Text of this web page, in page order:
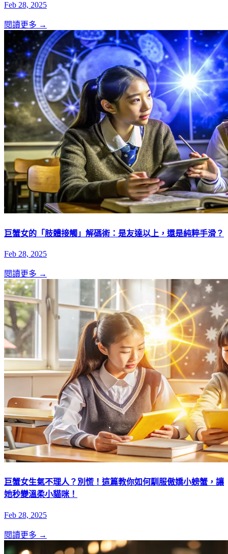
Feb 28, 2025
閱讀更多 →
巨蟹女的「肢體接觸」解碼術：是友達以上，還是純粹手滑？
Feb 28, 2025
閱讀更多 →
巨蟹女生氣不理人？別慌！這篇教你如何馴服傲嬌小螃蟹，讓
她秒變溫柔小貓咪！
Feb 28, 2025
閱讀更多 →